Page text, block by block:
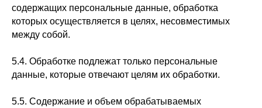
содержащих персональные данные, обработка
которых осуществляется в целях, несовместимых
между собой.
5.4. Обработке подлежат только персональные
данные, которые отвечают целям их обработки.
5.5. Содержание и объем обрабатываемых